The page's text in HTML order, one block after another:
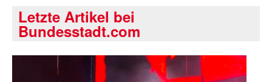
Letzte Artikel bei
Bundesstadt.com